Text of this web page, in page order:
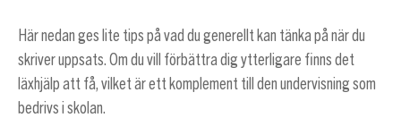
Här nedan ges lite tips på vad du generellt kan tänka på när du
skriver uppsats. Om du vill förbättra dig ytterligare finns det
läxhjälp att få, vilket är ett komplement till den undervisning som
bedrivs i skolan.